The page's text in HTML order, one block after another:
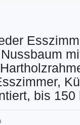
bis 150